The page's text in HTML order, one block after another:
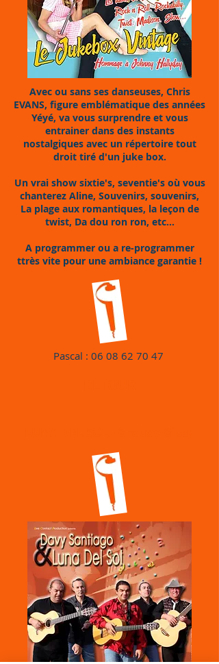
Avec ou sans ses danseuses, Chris
EVANS, figure emblématique des années
Yéyé, va vous surprendre et vous
entrainer dans des instants
nostalgiques avec un répertoire tout
droit tiré d'un juke box.
Un vrai show sixtie's, seventie's où vous
chanterez Aline, Souvenirs, souvenirs,
La plage aux romantiques, la leçon de
twist, Da dou ron ron, etc...
A programmer ou a re-programmer
ttrès vite pour une ambiance garantie !
Pascal : 06 08 62 70 47